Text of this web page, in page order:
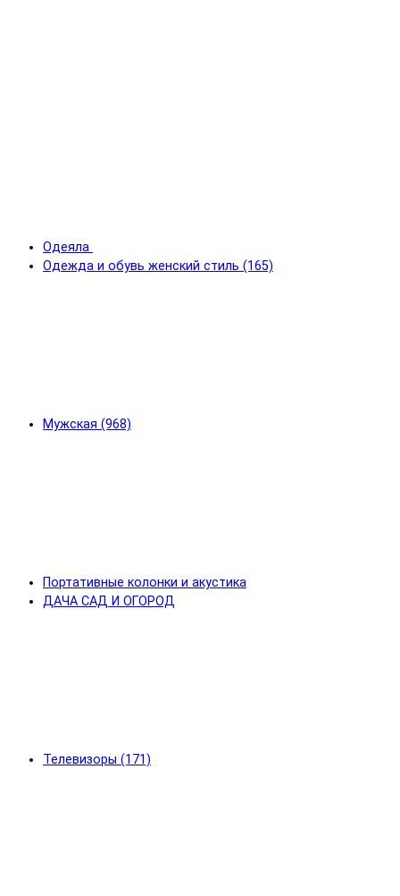
Одеяла
Одежда и обувь женский стиль (165)
Мужская (968)
Портативные колонки и акустика
ДАЧА САД И ОГОРОД
Телевизоры (171)